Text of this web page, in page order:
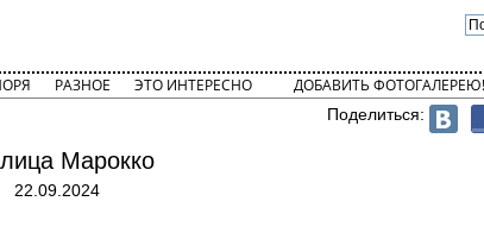
РАЗНОЕ ЭТО ИНТЕРЕСНО ДОБАВИТЬ ФОТОГАЛЕРЕЮ!
Поделиться:
Марокко
22.09.2024